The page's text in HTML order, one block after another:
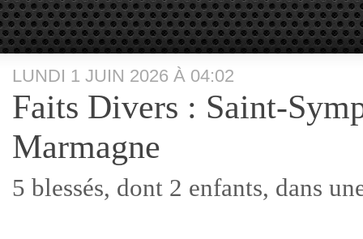
LUNDI 1 JUIN 2026 À 04:02
Faits Divers : Saint-
Marmagne
5 blessés, dont 2 enfants, dans